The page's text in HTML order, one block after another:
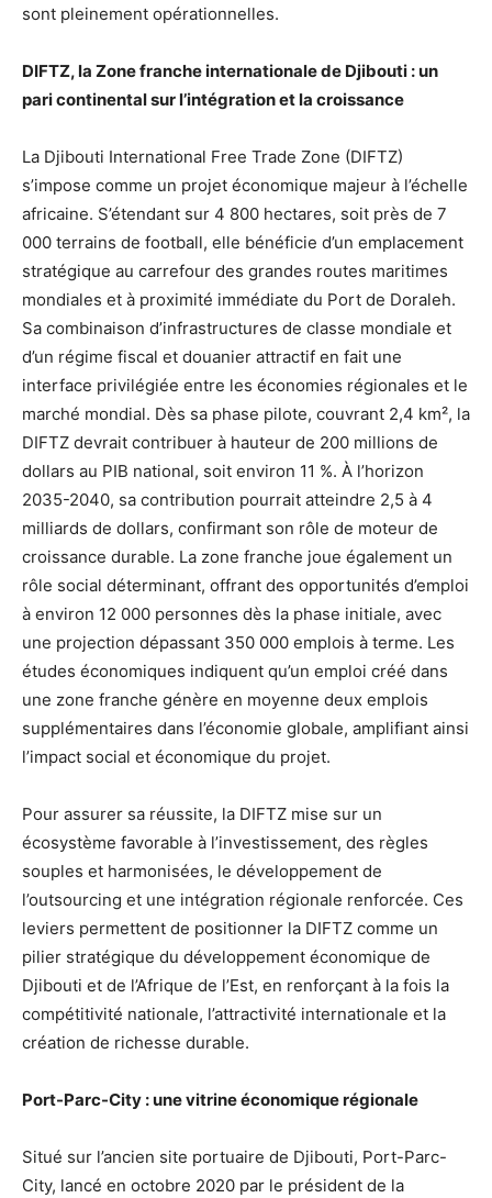
sont pleinement opérationnelles.
DIFTZ, la Zone franche internationale de Djibouti : un
pari continental sur l’intégration et la croissance
La Djibouti International Free Trade Zone (DIFTZ)
s’impose comme un projet économique majeur à l’échelle
africaine. S’étendant sur 4 800 hectares, soit près de 7
000 terrains de football, elle bénéficie d’un emplacement
stratégique au carrefour des grandes routes maritimes
mondiales et à proximité immédiate du Port de Doraleh.
Sa combinaison d’infrastructures de classe mondiale et
d’un régime fiscal et douanier attractif en fait une
interface privilégiée entre les économies régionales et le
marché mondial. Dès sa phase pilote, couvrant 2,4 km², la
DIFTZ devrait contribuer à hauteur de 200 millions de
dollars au PIB national, soit environ 11 %. À l’horizon
2035-2040, sa contribution pourrait atteindre 2,5 à 4
milliards de dollars, confirmant son rôle de moteur de
croissance durable. La zone franche joue également un
rôle social déterminant, offrant des opportunités d’emploi
à environ 12 000 personnes dès la phase initiale, avec
une projection dépassant 350 000 emplois à terme. Les
études économiques indiquent qu’un emploi créé dans
une zone franche génère en moyenne deux emplois
supplémentaires dans l’économie globale, amplifiant ainsi
l’impact social et économique du projet.
Pour assurer sa réussite, la DIFTZ mise sur un
écosystème favorable à l’investissement, des règles
souples et harmonisées, le développement de
l’outsourcing et une intégration régionale renforcée. Ces
leviers permettent de positionner la DIFTZ comme un
pilier stratégique du développement économique de
Djibouti et de l’Afrique de l’Est, en renforçant à la fois la
compétitivité nationale, l’attractivité internationale et la
création de richesse durable.
Port-Parc-City : une vitrine économique régionale
Situé sur l’ancien site portuaire de Djibouti, Port-Parc-
City, lancé en octobre 2020 par le président de la